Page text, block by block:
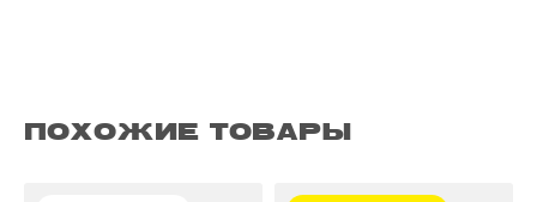
ПОХОЖИЕ ТОВАРЫ